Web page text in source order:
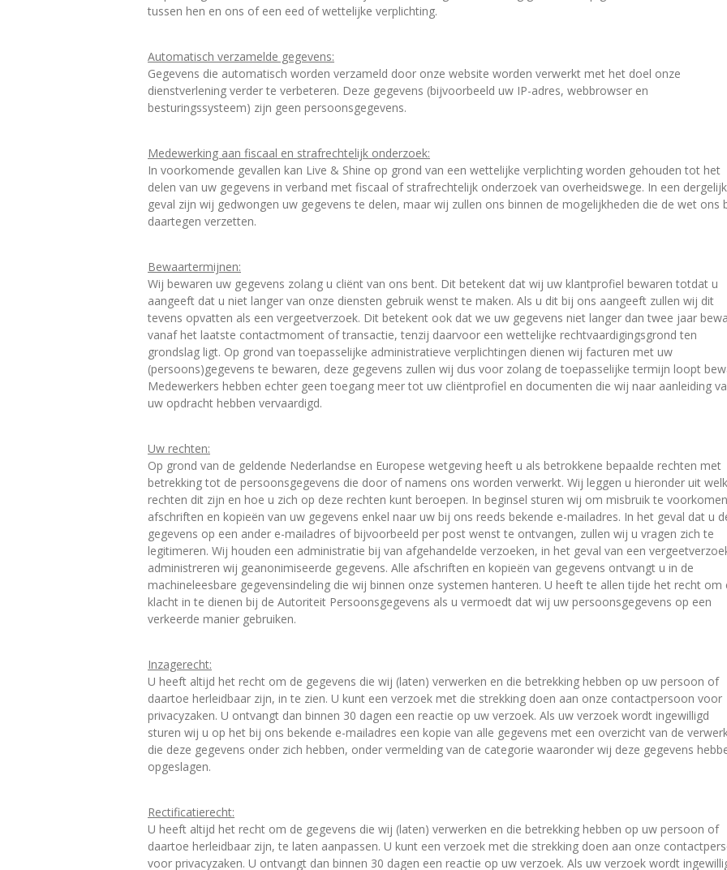
tussen hen en ons of een eed of wettelijke verplichting.
Automatisch verzamelde gegevens:
Gegevens die automatisch worden verzameld door onze website worden verwerkt met het doel onze
dienstverlening verder te verbeteren. Deze gegevens (bijvoorbeeld uw IP-adres, webbrowser en
besturingssysteem) zijn geen persoonsgegevens.
Medewerking aan fiscaal en strafrechtelijk onderzoek:
In voorkomende gevallen kan Live & Shine op grond van een wettelijke verplichting worden gehouden tot het
delen van uw gegevens in verband met fiscaal of strafrechtelijk onderzoek van overheidswege. In een dergelijk
geval zijn wij gedwongen uw gegevens te delen, maar wij zullen ons binnen de mogelijkheden die de wet ons
daartegen verzetten.
Bewaartermijnen:
Wij bewaren uw gegevens zolang u cliënt van ons bent. Dit betekent dat wij uw klantprofiel bewaren totdat u
aangeeft dat u niet langer van onze diensten gebruik wenst te maken. Als u dit bij ons aangeeft zullen wij dit
tevens opvatten als een vergeetverzoek. Dit betekent ook dat we uw gegevens niet langer dan twee jaar
vanaf het laatste contactmoment of transactie, tenzij daarvoor een wettelijke rechtvaardigingsgrond ten
grondslag ligt. Op grond van toepasselijke administratieve verplichtingen dienen wij facturen met uw
(persoons)gegevens te bewaren, deze gegevens zullen wij dus voor zolang de toepasselijke termijn loopt
Medewerkers hebben echter geen toegang meer tot uw cliëntprofiel en documenten die wij naar aanleiding
uw opdracht hebben vervaardigd.
Uw rechten:
Op grond van de geldende Nederlandse en Europese wetgeving heeft u als betrokkene bepaalde rechten met
betrekking tot de persoonsgegevens die door of namens ons worden verwerkt. Wij leggen u hieronder uit
rechten dit zijn en hoe u zich op deze rechten kunt beroepen. In beginsel sturen wij om misbruik te voorkomen
afschriften en kopieën van uw gegevens enkel naar uw bij ons reeds bekende e-mailadres. In het geval dat u
gegevens op een ander e-mailadres of bijvoorbeeld per post wenst te ontvangen, zullen wij u vragen zich te
legitimeren. Wij houden een administratie bij van afgehandelde verzoeken, in het geval van een
administreren wij geanonimiseerde gegevens. Alle afschriften en kopieën van gegevens ontvangt u in de
machineleesbare gegevensindeling die wij binnen onze systemen hanteren. U heeft te allen tijde het recht om
klacht in te dienen bij de Autoriteit Persoonsgegevens als u vermoedt dat wij uw persoonsgegevens op een
verkeerde manier gebruiken.
Inzagerecht:
U heeft altijd het recht om de gegevens die wij (laten) verwerken en die betrekking hebben op uw persoon of
daartoe herleidbaar zijn, in te zien. U kunt een verzoek met die strekking doen aan onze contactpersoon voor
privacyzaken. U ontvangt dan binnen 30 dagen een reactie op uw verzoek. Als uw verzoek wordt ingewilligd
sturen wij u op het bij ons bekende e-mailadres een kopie van alle gegevens met een overzicht van de
die deze gegevens onder zich hebben, onder vermelding van de categorie waaronder wij deze gegevens
opgeslagen.
Rectificatierecht:
U heeft altijd het recht om de gegevens die wij (laten) verwerken en die betrekking hebben op uw persoon of
daartoe herleidbaar zijn, te laten aanpassen. U kunt een verzoek met die strekking doen aan onze
voor privacyzaken. U ontvangt dan binnen 30 dagen een reactie op uw verzoek. Als uw verzoek wordt